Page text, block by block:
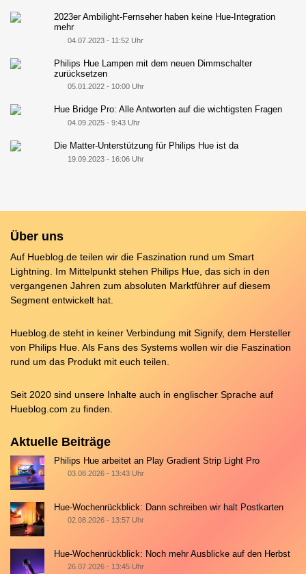
2023er Ambilight-Fernseher haben keine Hue-Integration
mehr
04.07.2023 - 11:52 Uhr
Philips Hue Lampen mit dem neuen Dimmschalter
zurücksetzen
05.01.2022 - 10:00 Uhr
Hue Bridge Pro: Alle Antworten auf die wichtigsten Fragen
04.09.2025 - 9:43 Uhr
Die Matter-Unterstützung für Philips Hue ist da
19.09.2023 - 16:06 Uhr
Über uns
Auf Hueblog.de teilen wir die Faszination rund um Smart
Lightning. Im Mittelpunkt stehen Philips Hue, das sich in den
vergangenen Jahren zum absoluten Marktführer auf diesem
Segment entwickelt hat.
Hueblog.de steht in keiner Verbindung mit Signify, dem Hersteller
von Philips Hue. Als Fans des Systems wollen wir die Faszination
rund um das Produkt mit euch teilen.
Seit 2020 sind unsere Inhalte auch in englischer Sprache auf
Hueblog.com zu finden.
Aktuelle Beiträge
Philips Hue arbeitet an Play Gradient Strip Light Pro
03.08.2026 - 13:43 Uhr
Hue-Wochenrückblick: Dann schreiben wir halt Postkarten
02.08.2026 - 13:57 Uhr
Hue-Wochenrückblick: Noch mehr Ausblicke auf den Herbst
26.07.2026 - 13:45 Uhr